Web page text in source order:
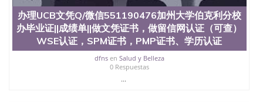
University）圣何塞州立大学（San Jose State
University）圣何塞州立大学学位证（San Jose State
University）圣何塞州立大学学位证（San Jose State
University）圣何塞州立大学结业证（San Jose State
University）圣何塞州立大学结业证（San Jose State
University）圣何塞州立大学结业证（San Jose State
办理UCB文凭Q/微信551190476加州大学伯克利分校
办毕业证||成绩单||做文凭证书，做留信网认证（可查）
WSE认证，SPM证书，PMP证书、学历认证
dfnsen Salud y Belleza
0 Respuestas
...